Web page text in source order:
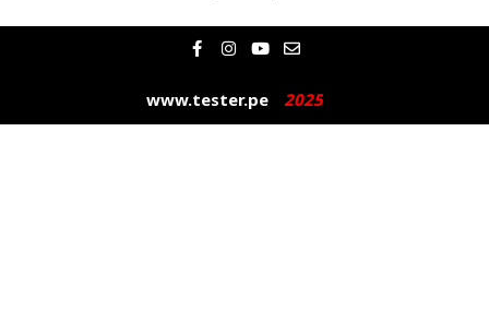
F
a
e
b
o
I
n
t
a
g
Y
o
t
u
b
E
n
e
l
o
www.tester.pe 2025